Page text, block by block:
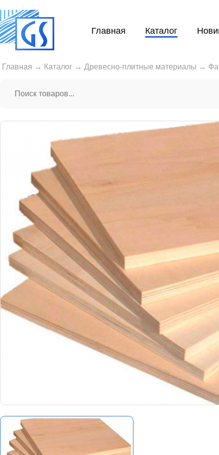
Главная Каталог
Главная → Каталог → Древесно-плитные материалы →